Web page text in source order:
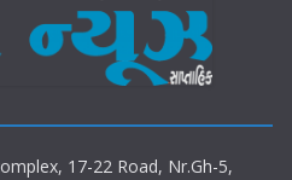
17-22 Road, Nr.Gh-5,